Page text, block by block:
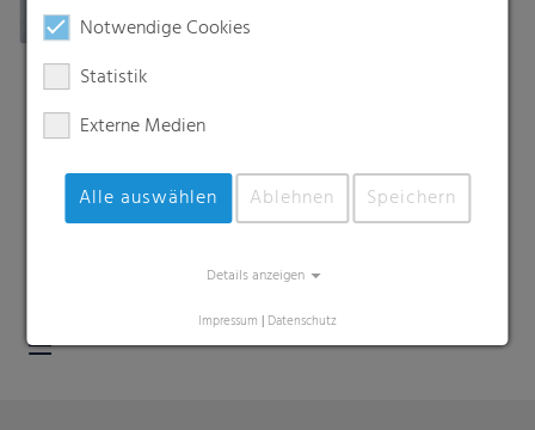
Notwendige Cookies
Statistik
Externe Medien
Alle auswählen Ablehnen Speichern
Details anzeigen
Impressum | Datenschutz